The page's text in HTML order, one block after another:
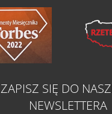
ZAPISZ SIĘ DO
NEWSLETTERA